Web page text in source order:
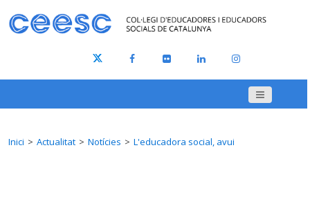
Inici Actualitat Notícies L'educadora social, avui